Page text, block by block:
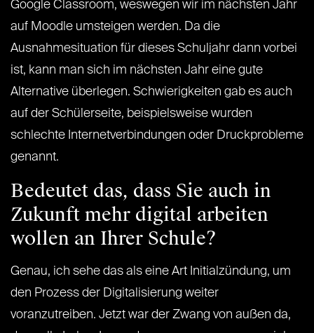
Google Classroom, weswegen wir im nächsten Jahr
auf Moodle umsteigen werden. Da die
Ausnahmesituation für dieses Schuljahr dann vorbei
ist, kann man sich im nächsten Jahr eine gute
Alternative überlegen. Schwierigkeiten gab es auch
auf der Schülerseite, beispielsweise wurden
schlechte Internetverbindungen oder Druckprobleme
genannt.
Bedeutet das, dass Sie auch in
Zukunft mehr digital arbeiten
wollen an Ihrer Schule?
Genau, ich sehe das als eine Art Initialzündung, um
den Prozess der Digitalisierung weiter
voranzutreiben. Jetzt war der Zwang von außen da,